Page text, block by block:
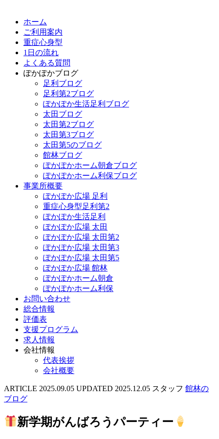
ホーム
ご利用案内
重症心身型
1日の流れ
よくある質問
ぽかぽかブログ
足利ブログ
足利第2ブログ
ぽかぽか生活足利ブログ
太田ブログ
太田第2ブログ
太田第3ブログ
太田第5のブログ
館林ブログ
ぽかぽかホーム朝倉ブログ
ぽかぽかホーム利保ブログ
事業所概要
ぽかぽか広場 足利
重症心身型足利第2
ぽかぽか生活足利
ぽかぽか広場 太田
ぽかぽか広場 太田第2
ぽかぽか広場 太田第3
ぽかぽか広場 太田第5
ぽかぽか広場 館林
ぽかぽかホーム朝倉
ぽかぽかホーム利保
お問い合わせ
総合情報
評価表
支援プログラム
求人情報
会社情報
代表挨拶
会社概要
ARTICLE 2025.09.05 UPDATED 2025.12.05 スタッフ 館林の
ブログ
新学期がんばろうパーティー